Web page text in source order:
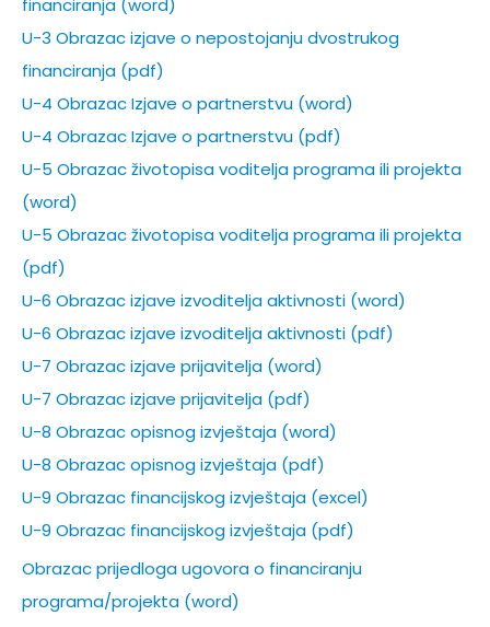
financiranja (word)
U-3 Obrazac izjave o nepostojanju dvostrukog
financiranja (pdf)
U-4 Obrazac Izjave o partnerstvu (word)
U-4 Obrazac Izjave o partnerstvu (pdf)
U-5 Obrazac životopisa voditelja programa ili projekta
(word)
U-5 Obrazac životopisa voditelja programa ili projekta
(pdf)
U-6 Obrazac izjave izvoditelja aktivnosti (word)
U-6 Obrazac izjave izvoditelja aktivnosti (pdf)
U-7 Obrazac izjave prijavitelja (word)
U-7 Obrazac izjave prijavitelja (pdf)
U-8 Obrazac opisnog izvještaja (word)
U-8 Obrazac opisnog izvještaja (pdf)
U-9 Obrazac financijskog izvještaja (excel)
U-9 Obrazac financijskog izvještaja (pdf)
Obrazac prijedloga ugovora o financiranju
programa/projekta (word)